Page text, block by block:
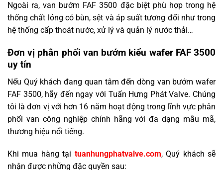
Ngoài ra, van bướm FAF 3500 đặc biệt phù hợp trong hệ
thống chất lỏng có bùn, sệt và áp suất tương đối như trong
hệ thống cấp thoát nước, xử lý và quản lý nước thải…
Đơn vị phân phối van bướm kiểu wafer FAF 3500
uy tín
Nếu Quý khách đang quan tâm đến dòng van bướm wafer
FAF 3500, hãy đến ngay với Tuấn Hưng Phát Valve. Chúng
tôi là đơn vị với hơn 16 năm hoạt động trong lĩnh vực phân
phối van công nghiệp chính hãng với đa dạng mẫu mã,
thương hiệu nổi tiếng.
Khi mua hàng tại tuanhungphatvalve.com, Quý khách sẽ
nhận được những đặc quyền sau: